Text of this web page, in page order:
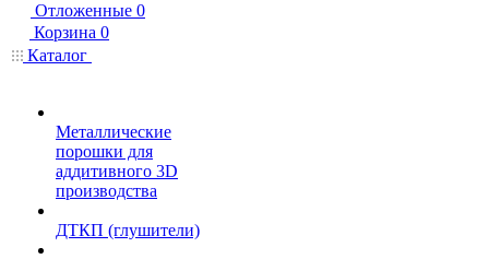
Отложенные 0
Корзина 0
Каталог
Металлические
порошки для
аддитивного 3D
производства
ДТКП (глушители)